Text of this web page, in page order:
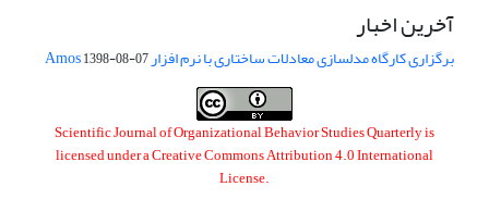
آخرین اخبار
برگزاری کارگاه مدلسازی معادلات ساختاری با نرم افزار Amos1398-08-07
Scientific Journal of Organizational Behavior Studies Quarterly is
licensed under aCreative Commons Attribution 4.0 International
License.